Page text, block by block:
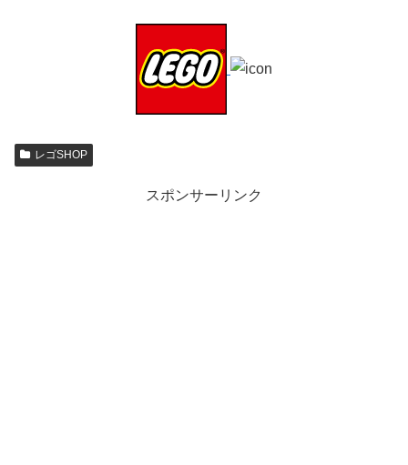
レゴSHOP
スポンサーリンク